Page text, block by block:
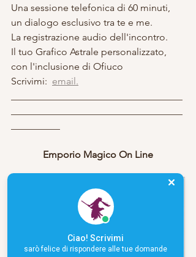
Una sessione telefonica di 60 minuti,
un dialogo esclusivo tra te e me.
La registrazione audio dell'incontro.
Il tuo Grafico Astrale personalizzato,
con l'inclusione di Ofiuco
Scrivimi: email.
Emporio Magico On Line
Ciao! Scrivimi
sarò felice di rispondere alle tue domande